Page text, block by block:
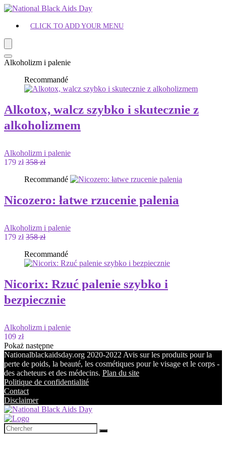
CLICK TO ADD YOUR MENU
Alkoholizm i palenie
Recommandé
Alkotox, walcz szybko i skutecznie z
alkoholizmem
Alkoholizm i palenie
179 zł 358 zł
Recommandé
Nicozero: łatwe rzucenie palenia
Alkoholizm i palenie
179 zł 358 zł
Recommandé
Nicorix: Rzuć palenie szybko i
bezpiecznie
Alkoholizm i palenie
109 zł
Pokaż następne
Nationalblackaidsday.org 2020-2022 Avis sur les produits pour la
perte de poids, la beauté, les cosmétiques pour le visage et le corps -
des acheteurs et des médecins. Plan du site
Politique de confidentialité
Contact
Disclaimer